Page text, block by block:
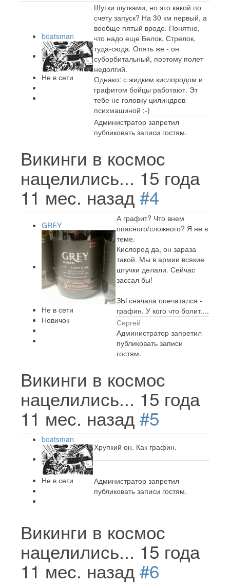
boatsman
Не в сети
Шутки шутками, но это какой по
счету запуск? На 30 км первый, а
вообще пятый вроде. Понятно,
что надо еще Белок, Стрелок,
туда-сюда. Опять же - он
суборбитальный, поэтому полет
недолгий.
Однако: с жидким кислородом и
графитом бойцы работают. Эт
тебе не головку цилиндров
психмашиной ;-)
Администратор запретил
публиковать записи гостям.
Викинги в космос
нацелились... 15 года
11 мес. назад #4
GREY
Не в сети
Новичок
А графит? Что внем
опасного/сложного? Я не в
теме.
Кислород да, он зараза
такой. Мы в армии всякие
штучки делали. Сейчас
зассал бы!
ЗЫ сначала опечатался -
графин. У кого что болит....
Сергей
Администратор запретил
публиковать записи
гостям.
Викинги в космос
нацелились... 15 года
11 мес. назад #5
boatsman
Не в сети
Хрупкий он. Как графин.
Администратор запретил
публиковать записи гостям.
Викинги в космос
нацелились... 15 года
11 мес. назад #6